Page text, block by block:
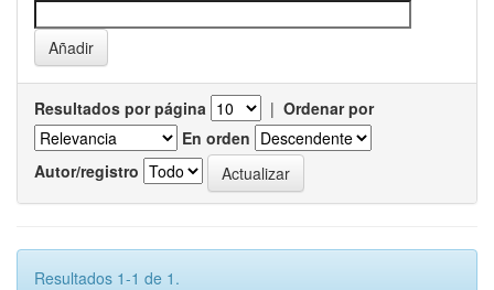
Resultados por página | Ordenar por
En orden
Autor/registro
Resultados 1-1 de 1.